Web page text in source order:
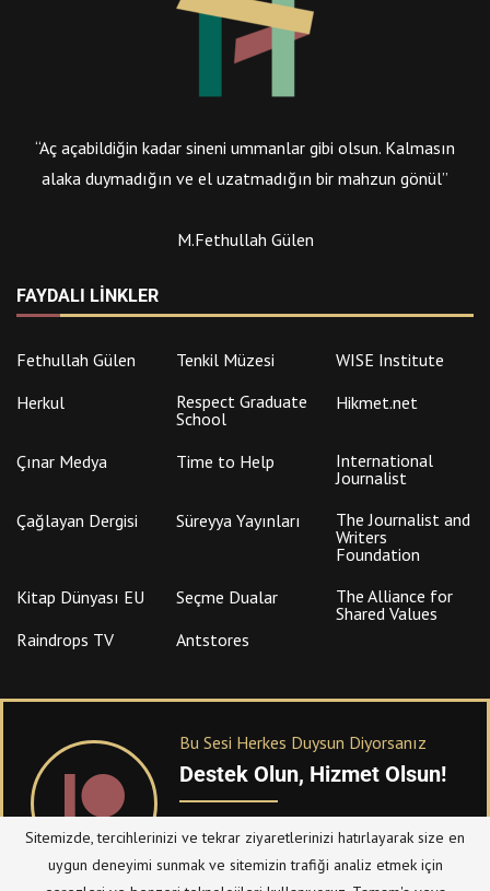
“Aç açabildiğin kadar sineni ummanlar gibi olsun. Kalmasın
alaka duymadığın ve el uzatmadığın bir mahzun gönül”
M.Fethullah Gülen
FAYDALI LINKLER
Fethullah Gülen Tenkil Müzesi
WISE Institute
Herkul
Respect Graduate
School
Hikmet.net
Çınar Medya Time to Help
International
Journalist
Çağlayan Dergisi
Süreyya Yayınları
The Journalist and
Writers
Foundation
Kitap Dünyası EU
Seçme Dualar
The Alliance for
Shared Values
Raindrops TV
Antstores
Bu Sesi Herkes Duysun Diyorsanız
Destek Olun, Hizmet Olsun!
PATREONüzerinden sitemize bağışta
bulanabilirsiniz.
Sitemizde, tercihlerinizi ve tekrar ziyaretlerinizi hatırlayarak size en
uygun deneyimi sunmak ve sitemizin trafiği analiz etmek için